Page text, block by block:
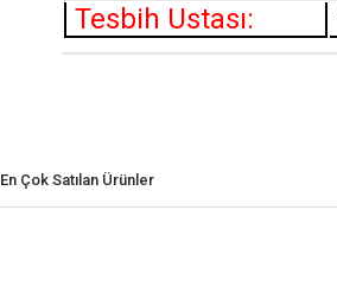
Tesbih Ustası:
En Çok Satılan Ürünler